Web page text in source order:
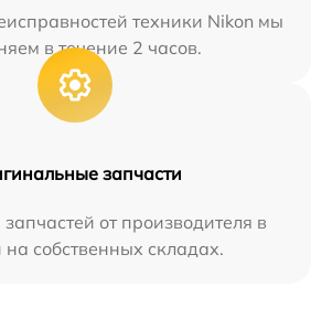
техники Nikon мы
в течение 2 часов.
запчасти
от производителя в
собственных складах.